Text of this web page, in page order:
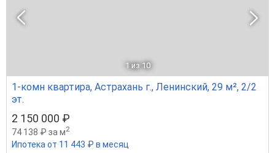
1 из 10
1-комн квартира, Астрахань г., Ленинский, 29 м², 2/2
эт.
2 150 000 ₽
74 138 ₽ за м2
Ипотека от 11 443 ₽ в месяц